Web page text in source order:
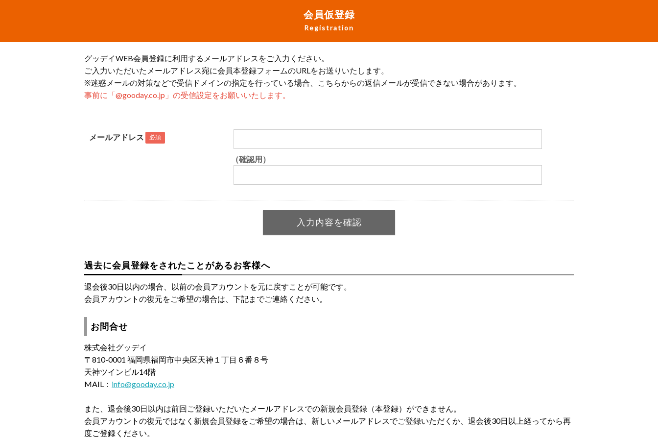
会員仮登録
Registration
グッデイWEB会員登録に利用するメールアドレスをご入力ください。
ご入力いただいたメールアドレス宛に会員本登録フォームのURLをお送りいたします。
※迷惑メールの対策などで受信ドメインの指定を行っている場合、こちらからの返信メールが受信できない場合があります。
事前に「@gooday.co.jp」の受信設定をお願いいたします。
メールアドレス 必須
（確認用）
過去に会員登録をされたことがあるお客様へ
退会後30日以内の場合、以前の会員アカウントを元に戻すことが可能です。
会員アカウントの復元をご希望の場合は、下記までご連絡ください。
お問合せ
株式会社グッデイ
〒810-0001 福岡県福岡市中央区天神１丁目６番８号
天神ツインビル14階
MAIL： info@gooday.co.jp
また、退会後30日以内は前回ご登録いただいたメールアドレスでの新規会員登録（本登録）ができません。
会員アカウントの復元ではなく新規会員登録をご希望の場合は、新しいメールアドレスでご登録いただくか、退会後30日以上経ってから再
度ご登録ください。